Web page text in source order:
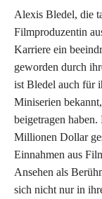
Alexis Bledel, die
Filmproduzentin
Karriere ein
geworden durch
ist Bledel auch für
Miniserien
beigetragen
Millionen Dollar
Einnahmen aus
Ansehen als
sich nicht nur in